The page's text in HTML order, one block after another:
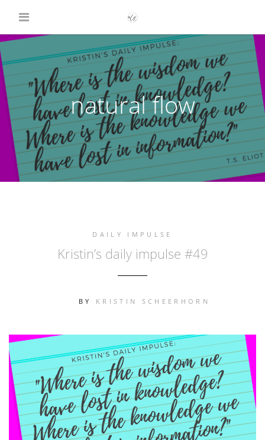
natural flow
DAILY IMPULSE
Kristin’s daily impulse #49
BY KRISTIN SCHEERHORN